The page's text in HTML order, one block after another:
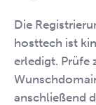
Die
hosttech ist
erledigt. Prüfe
anschließend